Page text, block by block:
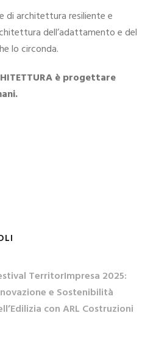
di architettura resiliente e
dell’adattamento e del
lo circonda.
è progettare
TerritorImpresa 2025:
e Sostenibilità
con ARL Costruzioni